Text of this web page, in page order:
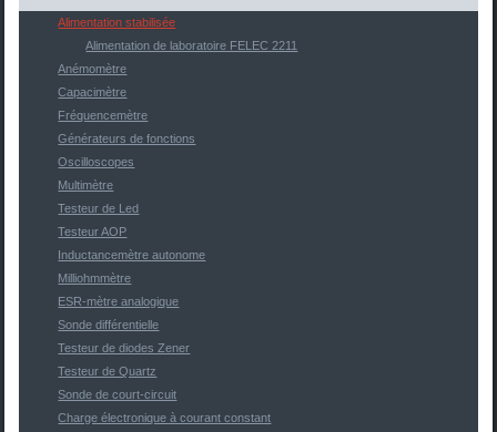
Alimentation stabilisée
Alimentation de laboratoire FELEC 2211
Anémomètre
Capacimètre
Fréquencemètre
Générateurs de fonctions
Oscilloscopes
Multimètre
Testeur de Led
Testeur AOP
Inductancemètre autonome
Milliohmmètre
ESR-mètre analogique
Sonde différentielle
Testeur de diodes Zener
Testeur de Quartz
Sonde de court-circuit
Charge électronique à courant constant